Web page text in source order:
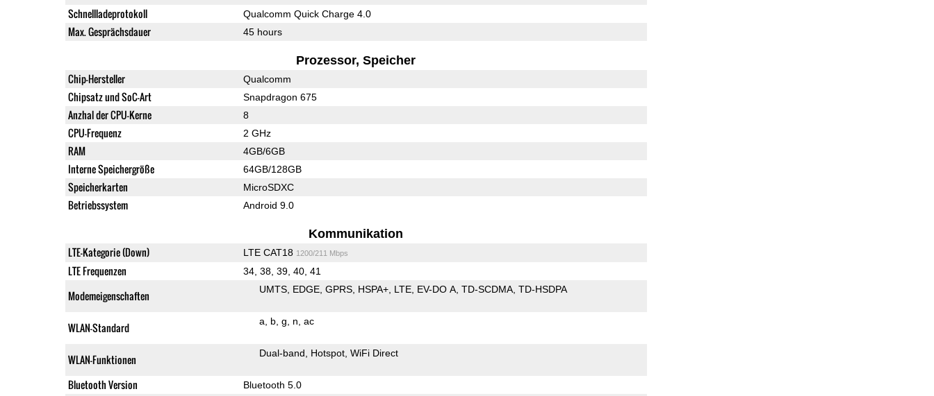
Schnellladeprotokoll Qualcomm Quick Charge 4.0
Max. Gesprächsdauer 45 hours
Prozessor, Speicher
Chip-Hersteller Qualcomm
Chipsatz und SoC-Art Snapdragon 675
Anzhal der CPU-Kerne 8
CPU-Frequenz 2 GHz
RAM 4GB/6GB
Interne Speichergröße 64GB/128GB
Speicherkarten MicroSDXC
Betriebssystem Android 9.0
Kommunikation
LTE-Kategorie (Down) LTE CAT18 1200/211 Mbps
LTE Frequenzen 34, 38, 39, 40, 41
Modemeigenschaften UMTS EDGE GPRS HSPA+ LTE EV-DO A TD-SCDMA TD-HSDPA
WLAN-Standard a b g n ac
WLAN-Funktionen Dual-band Hotspot WiFi Direct
Bluetooth Version Bluetooth 5.0